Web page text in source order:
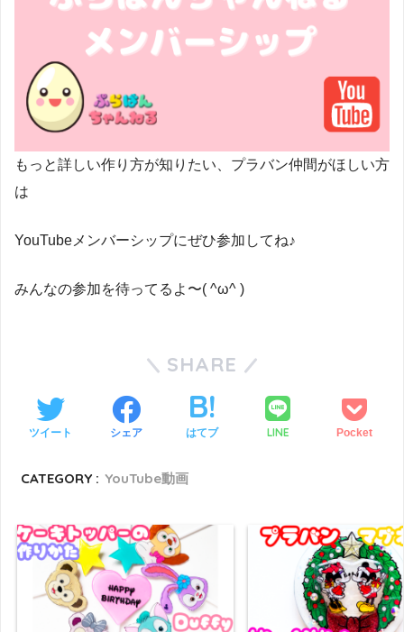
もっと詳しい作り方が知りたい、プラバン仲間がほしい方
は
YouTubeメンバーシップにぜひ参加してね♪
みんなの参加を待ってるよ〜( ^ω^ )
SHARE
ツイート シェア はてブ LINE Pocket
CATEGORY : YouTube動画